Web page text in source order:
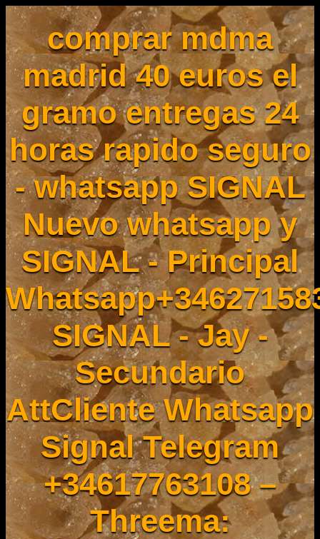
comprar mdma
madrid 40 euros el
gramo entregas 24
horas rapido seguro
- whatsapp SIGNAL
Nuevo whatsapp y
SIGNAL - Principal
SIGNAL - Jay -
Secundario
AttCliente Whatsapp
Signal Telegram
+34617763108 –
Threema: